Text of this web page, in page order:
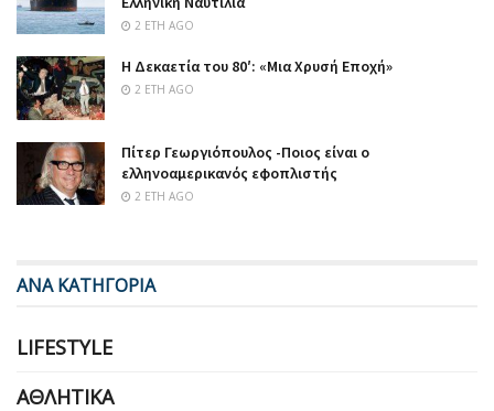
2 ΈΤΗ AGO
Η Δεκαετία του 80′: «Μια Χρυσή Εποχή»
2 ΈΤΗ AGO
Πίτερ Γεωργιόπουλος -Ποιος είναι ο
ελληνοαμερικανός εφοπλιστής
2 ΈΤΗ AGO
ΑΝΑ ΚΑΤΗΓΟΡΙΑ
LIFESTYLE
ΑΘΛΗΤΙΚΆ